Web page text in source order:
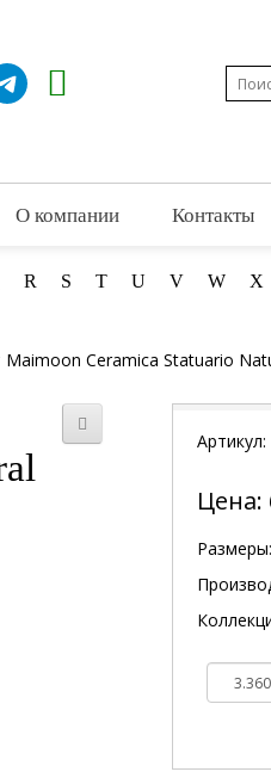
О компании Контакты
R S T U V W X
Ceramica Statuario
Артикул:
Цена: